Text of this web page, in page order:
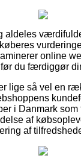
aldeles
online
du færdiggør
lige så vel en
i Danmark som
af
af